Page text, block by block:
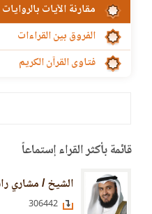
مقارنة الآيات بالروايات
الفروق بين القراءات
فتاوى القرآن الكريم
قائمة بأكثر القراء إستماعاً
الشيخ / مشاري